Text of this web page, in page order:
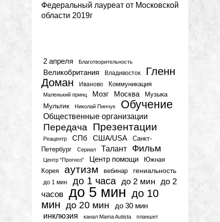
Федеральный лауреат от Московской
области 2019г
2 апреля Благотворительность
Великобритания Владивосток
Гленн
Доман
Иваново Коммуникация
Маленький принц Мозг Москва Музыка
Мультик Николай Пинчук Обучение
Общественные организации
Передача Презентации
Реацентр СПб США/USA
Санкт-
Петербург
Сериал Талант Фильм
Центр "Прогноз" Центр помощи
Южная
Корея
аутизм вебинар гениальность
до 1 мин до 1 часа до 2 мин до 2
часов до 5 мин до 10
мин до 20 мин до 30 мин
инклюзия канал Mama Autista планшет